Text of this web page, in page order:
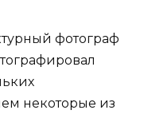
фотограф
некоторые из